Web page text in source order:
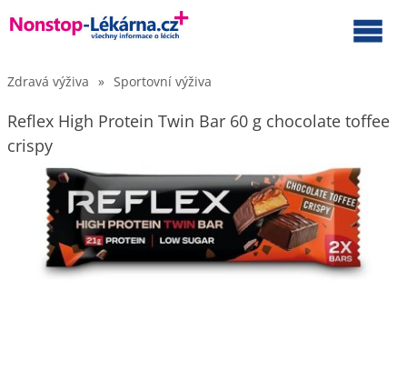
Zdravá výživa » Sportovní výživa
Reflex High Protein Twin Bar 60 g chocolate toffee
crispy